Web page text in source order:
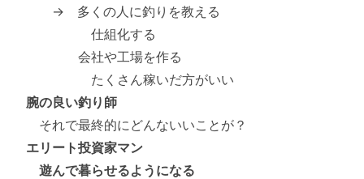
→ 多くの人に釣りを教える
仕組化する
会社や工場を作る
たくさん稼いだ方がいい
腕の良い釣り師
それで最終的にどんないいことが？
エリート投資家マン
遊んで暮らせるようになる